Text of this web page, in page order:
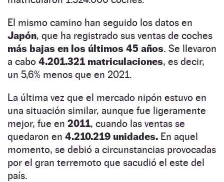
El mismo camino han seguido los datos en
Japón, que ha registrado sus ventas de coches
más bajas en los últimos 45 años. Se llevaron
a cabo 4.201.321 matriculaciones, es decir,
un 5,6% menos que en 2021.
La última vez que el mercado nipón estuvo en
una situación similar, aunque fue ligeramente
mejor, fue en 2011, cuando las ventas se
quedaron en 4.210.219 unidades. En aquel
momento, se debió a circunstancias provocadas
por el gran terremoto que sacudió el este del
país.